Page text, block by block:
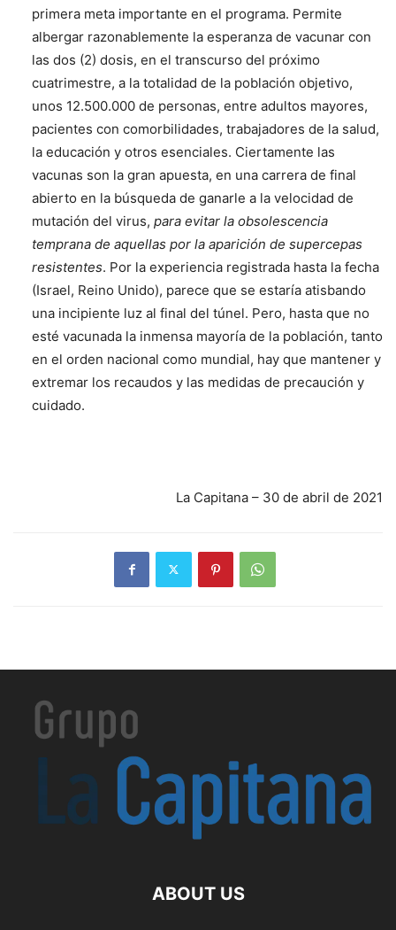
primera meta importante en el programa. Permite
albergar razonablemente la esperanza de vacunar con
las dos (2) dosis, en el transcurso del próximo
cuatrimestre, a la totalidad de la población objetivo,
unos 12.500.000 de personas, entre adultos mayores,
pacientes con comorbilidades, trabajadores de la salud,
la educación y otros esenciales. Ciertamente las
vacunas son la gran apuesta, en una carrera de final
abierto en la búsqueda de ganarle a la velocidad de
mutación del virus, para evitar la obsolescencia
temprana de aquellas por la aparición de supercepas
resistentes. Por la experiencia registrada hasta la fecha
(Israel, Reino Unido), parece que se estaría atisbando
una incipiente luz al final del túnel. Pero, hasta que no
esté vacunada la inmensa mayoría de la población, tanto
en el orden nacional como mundial, hay que mantener y
extremar los recaudos y las medidas de precaución y
cuidado.
La Capitana – 30 de abril de 2021
ABOUT US